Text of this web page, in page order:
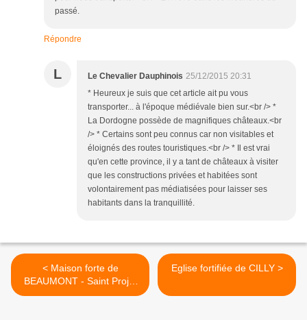
passé.
Répondre
L Le Chevalier Dauphinois 25/12/2015 20:31
* Heureux je suis que cet article ait pu vous
transporter... à l'époque médiévale bien sur.<br /> *
La Dordogne possède de magnifiques châteaux.<br
/> * Certains sont peu connus car non visitables et
éloignés des routes touristiques.<br /> * Il est vrai
qu'en cette province, il y a tant de châteaux à visiter
que les constructions privées et habitées sont
volontairement pas médiatisées pour laisser ses
habitants dans la tranquillité.
< Maison forte de
BEAUMONT - Saint Projet
Saint Constant
Eglise fortifiée de CILLY >